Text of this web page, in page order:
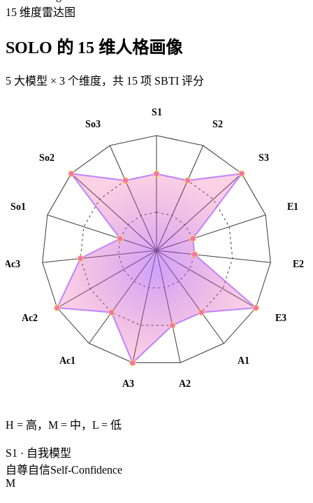
15 维度雷达图
SOLO 的 15 维人格画像
5 大模型 × 3 个维度，共 15 项 SBTI 评分
S1
S2
S3
E1
E2
E3
A1
A2
A3
Ac1
Ac2
Ac3
So1
So2
So3
H = 高，M = 中，L = 低
S1 · 自我模型
自尊自信Self-Confidence
M